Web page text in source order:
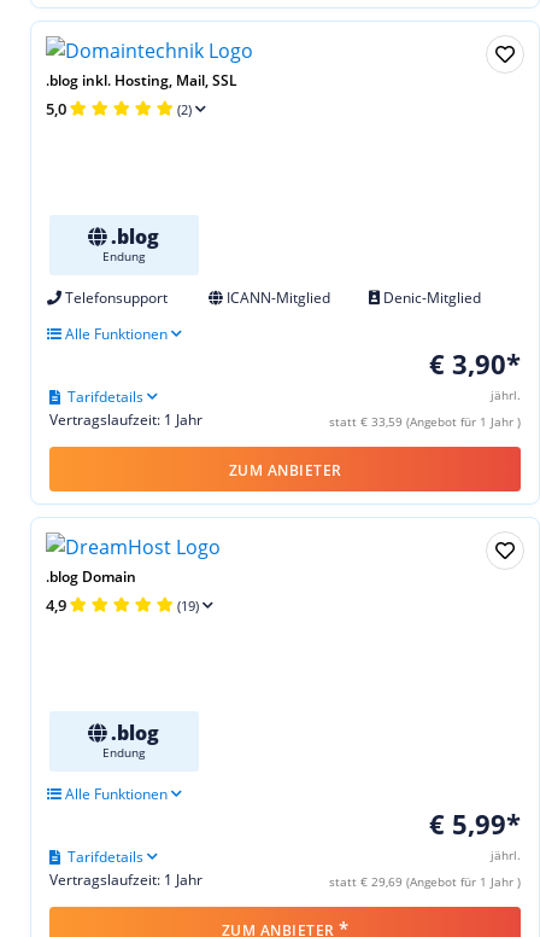
.blog inkl. Hosting, Mail, SSL
5,0 (2)
.blog
Endung
Telefonsupport ICANN-Mitglied
Denic-Mitglied
Alle Funktionen
€ 3,90*
jährl.
statt € 33,59 (Angebot für 1 Jahr )
Vertragslaufzeit: 1 Jahr
Tarifdetails
ZUM ANBIETER
.blog Domain
4,9 (19)
.blog
Endung
Alle Funktionen
€ 5,99*
jährl.
statt € 29,69 (Angebot für 1 Jahr )
Vertragslaufzeit: 1 Jahr
Tarifdetails
ZUM ANBIETER *